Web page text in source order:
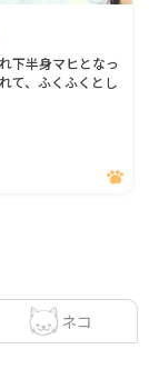
下半身マヒとなっ
て、ふくふくとし
ネコ